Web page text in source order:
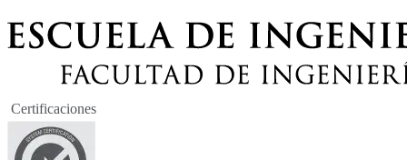
Certificaciones